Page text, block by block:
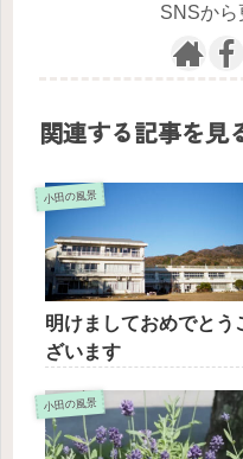
SNSから
関連する記事を見
小田の風景
明けましておめでとう
ざいます
小田の風景